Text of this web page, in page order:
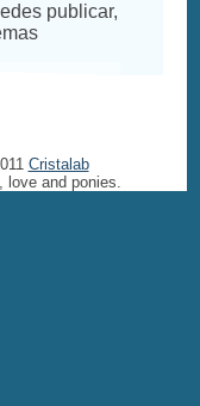
publicar,
Cristalab
love and ponies.